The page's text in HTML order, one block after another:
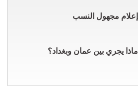
إعلام مجهول النسب
ماذا يجري بين عمان وبغداد؟